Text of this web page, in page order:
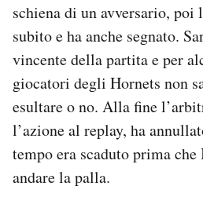
Newsletter
Notifiche mobile
Hai bisogno di aiuto?
Esci
schiena di un avversario, poi
subito e ha anche segnato.
vincente della partita e per
giocatori degli Hornets non
esultare o no. Alla fine
l’azione al replay, ha
tempo era scaduto prima
andare la palla.